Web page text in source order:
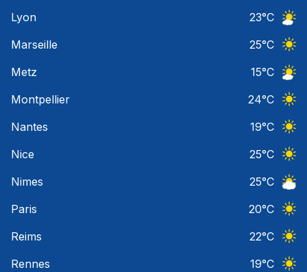
Lyon
23°C
Marseille
25°C
Metz
15°C
Montpellier
24°C
Nantes
19°C
Nice
25°C
Nimes
25°C
Paris
20°C
Reims
22°C
Rennes
19°C